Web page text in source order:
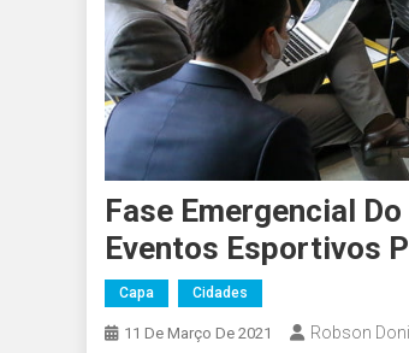
Fase Emergencial
Eventos Esportivos
Capa Cidades
11 De Março De 2021 Robson